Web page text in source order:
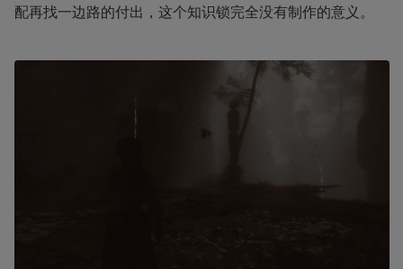
配再找一边路的付出，这个知识锁完全没有制作的意义。